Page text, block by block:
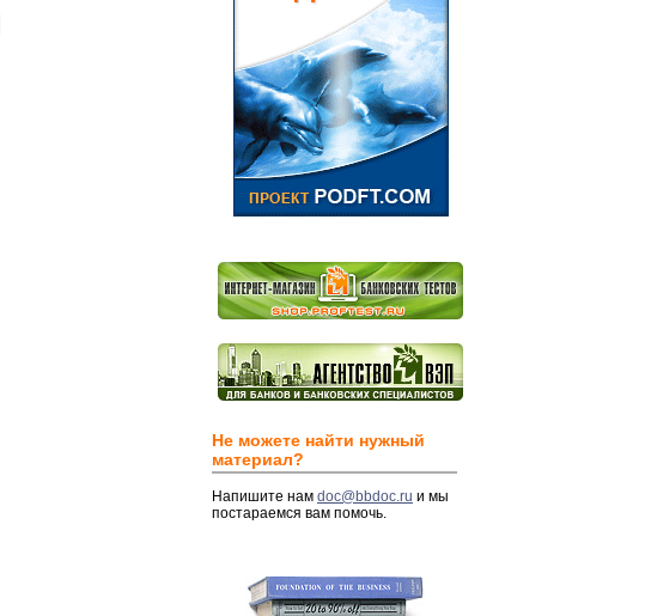
Не можете найти нужный
материал?
Напишите нам doc@bbdoc.ru и мы
постараемся вам помочь.